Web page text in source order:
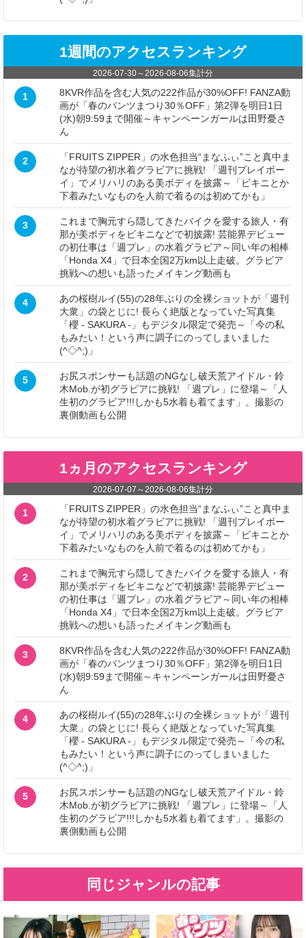
1週間のアクセスランキング
2026-07-30～2026-08-06集計分
1
8KVR作品を含む人気の222作品が30%OFF! FANZA動
画が「春のパンツまつり30％OFF」第2弾を明日1日
(水)朝9:59まで開催～キャンペーンガールは田野憂さ
ん
2
「FRUITS ZIPPER」の水色担当“まなふぃ”こと真中ま
なが待望の初水着グラビアに挑戦! 「週刊プレイボー
イ」でメリハリのある美ボディを披露～「ビキニとか
下着みたいなものを人前で着るのは初めてかも」
3
これまで胸元すら隠してきたバイクを愛する旅人・有
那が美ボディをビキニなどで初披露! 芸能界デビュー
の初仕事は「週プレ」の水着グラビア～同い年の相棒
「Honda X4」で日本全国2万km以上走破。グラビア
挑戦への想いも語ったメイキング動画も
4
あの桜樹ルイ(55)の28年ぶりの全裸ショットが「週刊
大衆」の袋とじに! 長らく絶版となっていた写真集
「櫻 - SAKURA -」もデジタル限定で発売～「今の私
もみたい！という声に調子にのってしまいました
(^◇^;)」
5
お尻スポンサーも話題のNGなし破天荒アイドル・鈴
木Mob.が初グラビアに挑戦! 「週プレ」に登場～「人
生初のグラビア!!!しかも5水着も着てます」。撮影の
裏側動画も公開
1ヵ月のアクセスランキング
2026-07-07 ～2026-08-06集計分
1
「FRUITS ZIPPER」の水色担当“まなふぃ”こと真中ま
なが待望の初水着グラビアに挑戦! 「週刊プレイボー
イ」でメリハリのある美ボディを披露～「ビキニとか
下着みたいなものを人前で着るのは初めてかも」
2
これまで胸元すら隠してきたバイクを愛する旅人・有
那が美ボディをビキニなどで初披露! 芸能界デビュー
の初仕事は「週プレ」の水着グラビア～同い年の相棒
「Honda X4」で日本全国2万km以上走破。グラビア
挑戦への想いも語ったメイキング動画も
3
8KVR作品を含む人気の222作品が30%OFF! FANZA動
画が「春のパンツまつり30％OFF」第2弾を明日1日
(水)朝9:59まで開催～キャンペーンガールは田野憂さ
ん
4
あの桜樹ルイ(55)の28年ぶりの全裸ショットが「週刊
大衆」の袋とじに! 長らく絶版となっていた写真集
「櫻 - SAKURA -」もデジタル限定で発売～「今の私
もみたい！という声に調子にのってしまいました
(^◇^;)」
5
お尻スポンサーも話題のNGなし破天荒アイドル・鈴
木Mob.が初グラビアに挑戦! 「週プレ」に登場～「人
生初のグラビア!!!しかも5水着も着てます」。撮影の
裏側動画も公開
同じジャンルの記事